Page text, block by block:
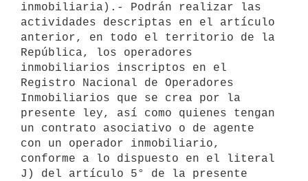
inmobiliaria).- Podrán realizar las
actividades descriptas en el artículo
anterior, en todo el territorio de la
República, los operadores
inmobiliarios inscriptos en el
Registro Nacional de Operadores
Inmobiliarios que se crea por la
presente ley, así como quienes tengan
un contrato asociativo o de agente
con un operador inmobiliario,
conforme a lo dispuesto en el literal
J) del artículo 5° de la presente